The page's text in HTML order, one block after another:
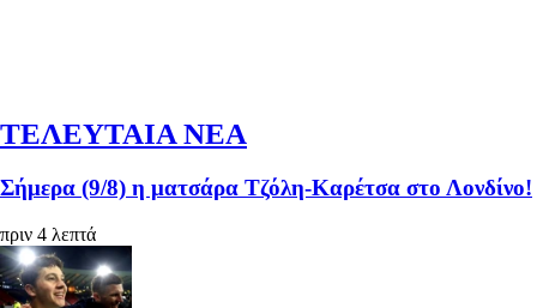
ΤΕΛΕΥΤΑΙΑ ΝΕΑ
Σήμερα (9/8) η ματσάρα Τζόλη-Καρέτσα στο Λονδίνο!
πριν 4 λεπτά